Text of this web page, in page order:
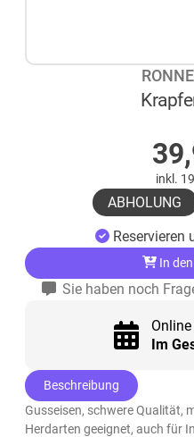
inkl.
ABHOLUNG
Reservieren
In
Sie haben noch
Im
Beschreibung
Gusseisen, schwere Qualität,
Herdarten geeignet, auch für